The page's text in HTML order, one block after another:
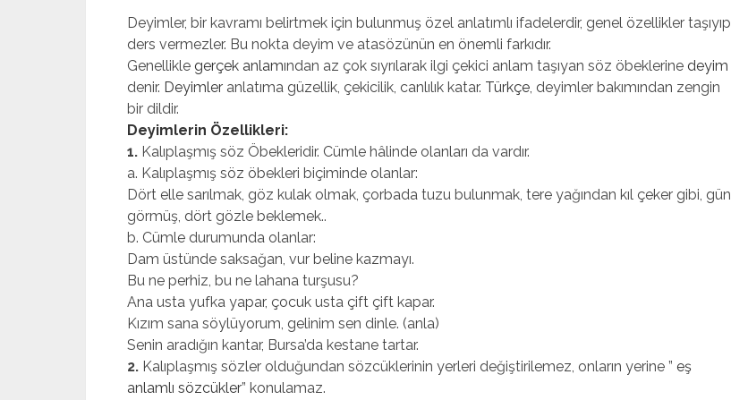
Deyimler, bir kavramı belirtmek için bulunmuş özel anlatımlı ifadelerdir, genel özellikler taşıyıp
ders vermezler. Bu nokta deyim ve atasözünün en önemli farkıdır.
Genellikle gerçek anlamından az çok sıyrılarak ilgi çekici anlam taşıyan söz öbeklerine deyim
denir. Deyimler anlatıma güzellik, çekicilik, canlılık katar. Türkçe, deyimler bakımından zengin
bir dildir.
Deyimlerin Özellikleri:
1. Kalıplaşmış söz Öbekleridir. Cümle hâlinde olanları da vardır.
a. Kalıplaşmış söz öbekleri biçiminde olan­lar:
Dört elle sarılmak, göz kulak olmak, çorbada tu­zu bulunmak, tere yağından kıl çeker gibi, gün
gör­müş, dört gözle beklemek..
b. Cümle durumunda olanlar:
Dam üstünde saksağan, vur beline kazmayı.
Bu ne perhiz, bu ne lahana turşusu?
Ana usta yufka yapar, çocuk usta çift çift kapar.
Kızım sana söylüyorum, gelinim sen dinle. (anla)
Senin aradığın kantar, Bursa’da kestane tartar.
2. Kalıplaşmış sözler olduğundan sözcükle­rinin yerleri değiştirilemez, onların yerine ” eş
anlamlı sözcükler” konulamaz.